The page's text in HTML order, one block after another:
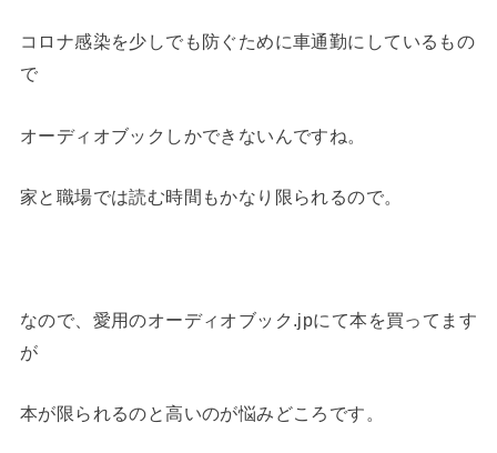
コロナ感染を少しでも防ぐために車通勤にしているもの
で
オーディオブックしかできないんですね。
家と職場では読む時間もかなり限られるので。
なので、愛用のオーディオブック.jpにて本を買ってます
が
本が限られるのと高いのが悩みどころです。